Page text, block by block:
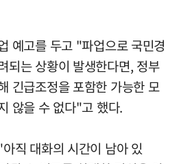
예고를 두고 "파업으로 국민경
되는 상황이 발생한다면, 정부
긴급조정을 포함한 가능한 모
않을 수 없다"고 했다.
직 대화의 시간이 남아 있